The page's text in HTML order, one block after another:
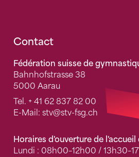
Fusszeile
Contact
Fédération suisse de
Bahnhofstrasse 38
5000 Aarau
Tel. + 41 62 837 82 00
E-Mail: stv@stv-fsg.ch
Horaires d'ouverture de
Lundi : 08h00–12h00 /